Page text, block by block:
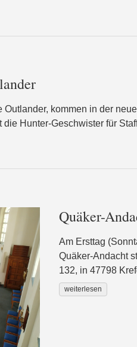
Outlander, kommen in der
die Hunter-Geschwister für
Quäker-
Am Ersttag
Quäker-Andacht
132, in 47798
weiterlesen